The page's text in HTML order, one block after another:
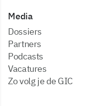
Media
dossiers
partners
podcasts
vacatures
zo volg je de GIC